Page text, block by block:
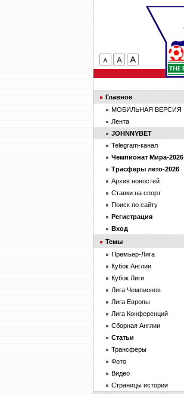
Главное
МОБИЛЬНАЯ ВЕРСИЯ
Лента
JOHNNYBET
Telegram-канал
Чемпионат Мира-2026
Трасферы лето-2026
Архив новостей
Ставки на спорт
Поиск по сайту
Регистрация
Вход
Темы
Премьер-Лига
Кубок Англии
Кубок Лиги
Лига Чемпионов
Лига Европы
Лига Конференций
Сборная Англии
Статьи
Трансферы
Фото
Видео
Страницы истории